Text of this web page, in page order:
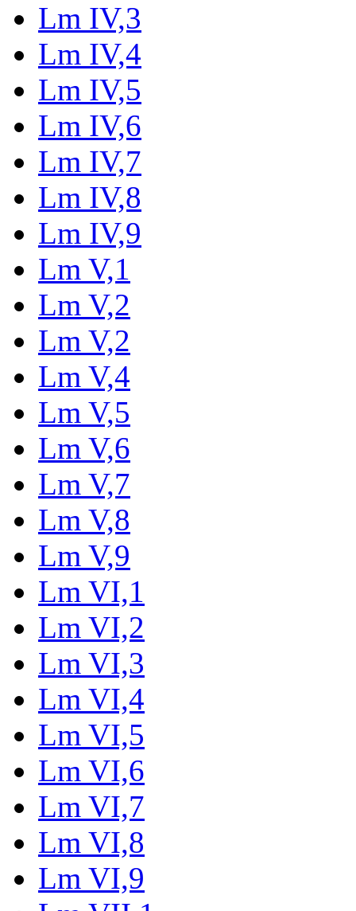
Lm IV,3
Lm IV,4
Lm IV,5
Lm IV,6
Lm IV,7
Lm IV,8
Lm IV,9
Lm V,1
Lm V,2
Lm V,2
Lm V,4
Lm V,5
Lm V,6
Lm V,7
Lm V,8
Lm V,9
Lm VI,1
Lm VI,2
Lm VI,3
Lm VI,4
Lm VI,5
Lm VI,6
Lm VI,7
Lm VI,8
Lm VI,9